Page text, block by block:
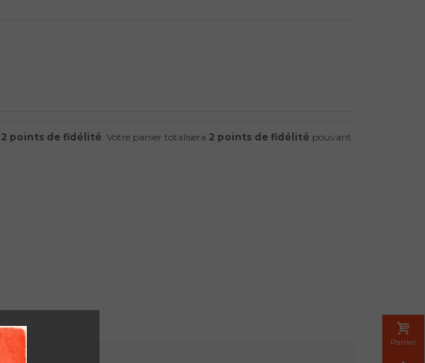
2 points de fidélité . Votre panier totalisera 2 points de fidélité pouvant
Panier